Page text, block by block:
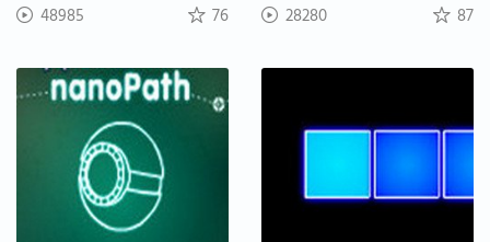
48985 76 28280 87